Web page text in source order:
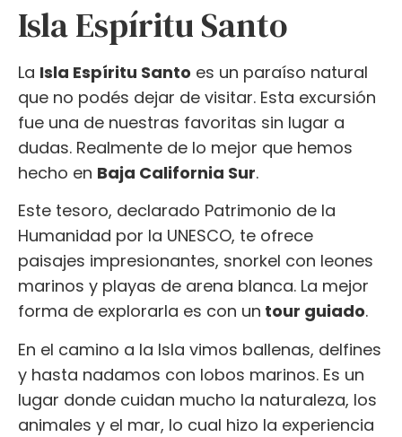
Isla Espíritu Santo
La Isla Espíritu Santo es un paraíso natural
que no podés dejar de visitar. Esta excursión
fue una de nuestras favoritas sin lugar a
dudas. Realmente de lo mejor que hemos
hecho en Baja California Sur.
Este tesoro, declarado Patrimonio de la
Humanidad por la UNESCO, te ofrece
paisajes impresionantes, snorkel con leones
marinos y playas de arena blanca. La mejor
forma de explorarla es con un tour guiado.
En el camino a la Isla vimos ballenas, delfines
y hasta nadamos con lobos marinos. Es un
lugar donde cuidan mucho la naturaleza, los
animales y el mar, lo cual hizo la experiencia